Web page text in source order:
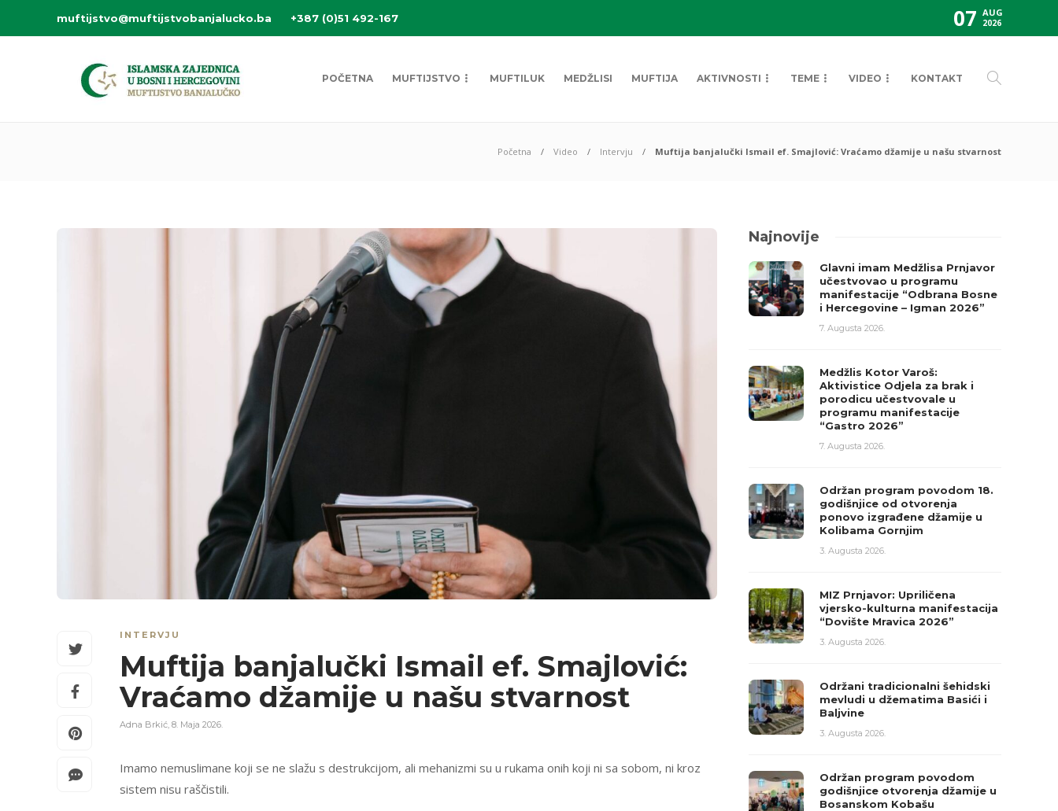
muftijstvo@muftijstvobanjalucko.ba +387 (0)51 492-167 07 AUG
2026
POČETNA MUFTIJSTVO MUFTILUK MEDŽLISI MUFTIJA AKTIVNOSTI TEME VIDEO KONTAKT
Početna Video Intervju Muftija banjalučki Ismail ef. Smajlović: Vraćamo džamije u našu stvarnost
INTERVJU
Muftija banjalučki Ismail ef. Smajlović:
Vraćamo džamije u našu stvarnost
Adna Brkić, 8. Maja 2026.
Imamo nemuslimane koji se ne slažu s destrukcijom, ali mehanizmi su u rukama onih koji ni sa sobom, ni kroz
sistem nisu raščistili.
Najnovije
Glavni imam Medžlisa Prnjavor
učestvovao u programu
manifestacije “Odbrana Bosne
i Hercegovine – Igman 2026”
7. Augusta 2026.
Medžlis Kotor Varoš:
Aktivistice Odjela za brak i
porodicu učestvovale u
programu manifestacije
“Gastro 2026”
7. Augusta 2026.
Održan program povodom 18.
godišnjice od otvorenja
ponovo izgrađene džamije u
Kolibama Gornjim
3. Augusta 2026.
MIZ Prnjavor: Upriličena
vjersko-kulturna manifestacija
“Dovište Mravica 2026”
3. Augusta 2026.
Održani tradicionalni šehidski
mevludi u džematima Basići i
Baljvine
3. Augusta 2026.
Održan program povodom
godišnjice otvorenja džamije u
Bosanskom Kobašu